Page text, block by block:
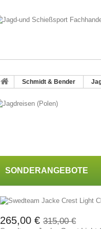
Schmidt & Bender
SONDERANGEBOTE
265,00 € 315,00 €